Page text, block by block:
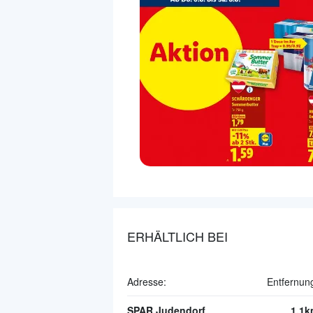
ERHÄLTLICH BEI
Adresse:
SPAR Judendorf